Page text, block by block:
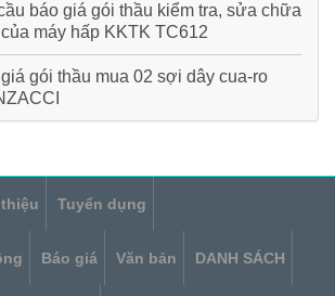
báo giá gói thầu kiểm tra, sửa chữa
máy hấp KKTK TC612
gói thầu mua 02 sợi dây cua-ro
Tuyển dụng
Báo giá Văn bản DANH SÁCH